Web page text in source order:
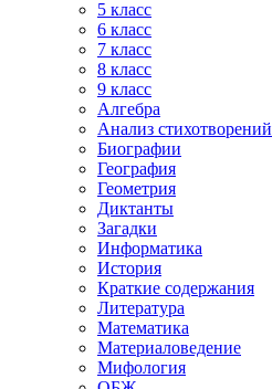
5 класс
6 класс
7 класс
8 класс
9 класс
Алгебра
Анализ стихотворений
Биографии
География
Геометрия
Диктанты
Загадки
Информатика
История
Краткие содержания
Литература
Математика
Материаловедение
Мифология